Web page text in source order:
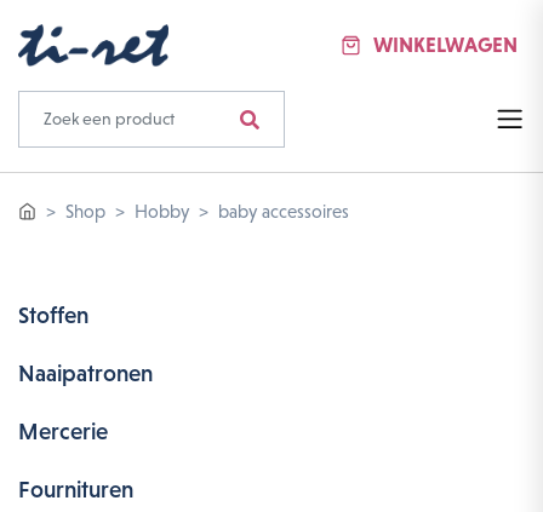
WINKELWAGEN
Shop Hobby baby accessoires
Stoffen
Naaipatronen
Mercerie
Fournituren